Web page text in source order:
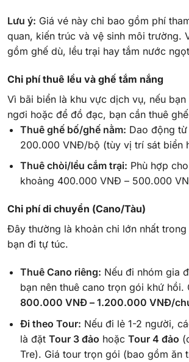
Lưu ý: Giá vé này chỉ bao gồm phí
quan, kiến trúc và vệ sinh môi trường.
gồm ghế dù, lều trại hay tắm nước
Chi phí thuê lều và ghế tắm nắng
Vì bãi biển là khu vực dịch vụ, nếu bạn
ngơi hoặc để đồ đạc, bạn cần thuê
Thuê ghế bố/ghế nằm: Dao động
200.000 VNĐ/bộ (tùy vị trí sát biển
Thuê chòi/lều cắm trại: Phù hợp
khoảng 400.000 VNĐ – 500.000
Chi phí di chuyển (Cano/Tàu)
Đây thường là khoản chi lớn nhất trong
bạn đi tự túc.
Thuê Cano riêng: Nếu đi nhóm gia
bạn nên thuê cano trọn gói khứ hồi.
800.000 VNĐ – 1.200.000 VNĐ/
Đi theo Tour: Nếu đi lẻ 1-2 người,
là đặt Tour 3 đảo hoặc Tour 4 đảo
Tre). Giá tour trọn gói (bao gồm ăn